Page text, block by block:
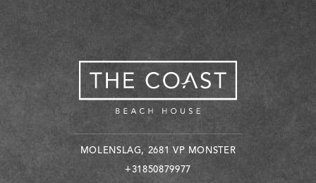
MOLENSLAG, 2681 VP MONSTER
+31850879977